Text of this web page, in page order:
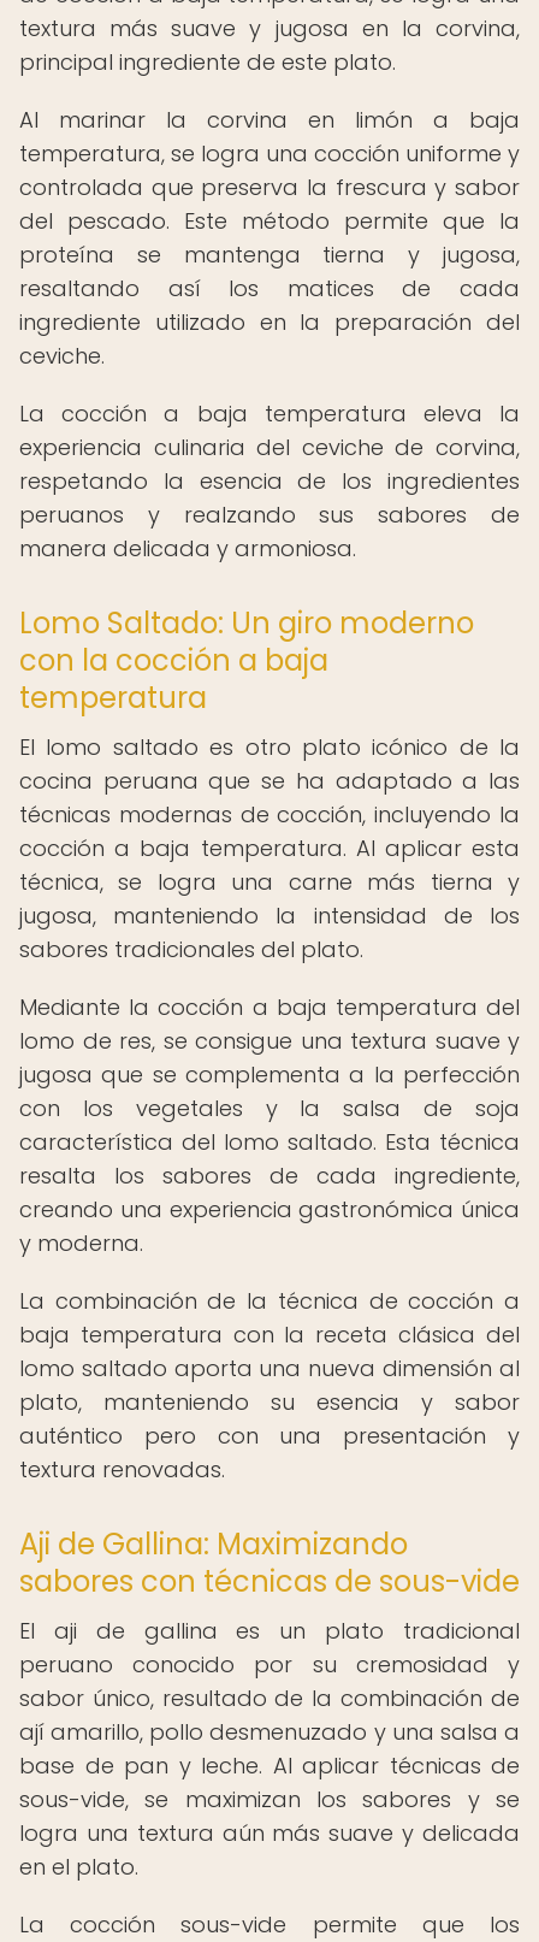
textura más suave y jugosa en la corvina,
principal ingrediente de este plato.
Al marinar la corvina en limón a baja
temperatura, se logra una cocción uniforme y
controlada que preserva la frescura y sabor
del pescado. Este método permite que la
proteína se mantenga tierna y jugosa,
resaltando así los matices de cada
ingrediente utilizado en la preparación del
ceviche.
La cocción a baja temperatura eleva la
experiencia culinaria del ceviche de corvina,
respetando la esencia de los ingredientes
peruanos y realzando sus sabores de
manera delicada y armoniosa.
Lomo Saltado: Un giro moderno
con la cocción a baja
temperatura
El lomo saltado es otro plato icónico de la
cocina peruana que se ha adaptado a las
técnicas modernas de cocción, incluyendo la
cocción a baja temperatura. Al aplicar esta
técnica, se logra una carne más tierna y
jugosa, manteniendo la intensidad de los
sabores tradicionales del plato.
Mediante la cocción a baja temperatura del
lomo de res, se consigue una textura suave y
jugosa que se complementa a la perfección
con los vegetales y la salsa de soja
característica del lomo saltado. Esta técnica
resalta los sabores de cada ingrediente,
creando una experiencia gastronómica única
y moderna.
La combinación de la técnica de cocción a
baja temperatura con la receta clásica del
lomo saltado aporta una nueva dimensión al
plato, manteniendo su esencia y sabor
auténtico pero con una presentación y
textura renovadas.
Aji de Gallina: Maximizando
sabores con técnicas de sous-vide
El aji de gallina es un plato tradicional
peruano conocido por su cremosidad y
sabor único, resultado de la combinación de
ají amarillo, pollo desmenuzado y una salsa a
base de pan y leche. Al aplicar técnicas de
sous-vide, se maximizan los sabores y se
logra una textura aún más suave y delicada
en el plato.
La cocción sous-vide permite que los